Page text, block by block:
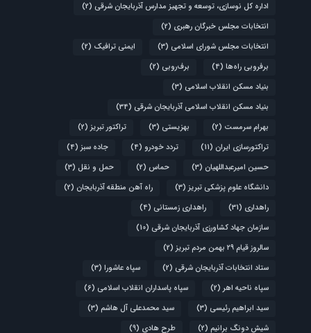
اداره کل نوسازی، توسعه و تجهیز مدارس آذربایجان شرقی (2)
انتخابات مجلس خبرگان رهبری (2)
انتخابات مجلس شورای اسلامی (3) ایمنی ترافیک (2)
برفروبی راه‌ها (4) برف‌روبی (2)
بنیاد مسکن انقلاب اسلامی (3)
بنیاد مسکن انقلاب اسلامی آذربایجان شرقی (34)
بهرام سرمست (2) بهزیستی (3) تراکتور تبریز (2)
تراکتورسازی ایران (11) تردد خودرو (4) جاده سبز (4)
حسین امیرعبداللهیان (3) حماس (2) حمل و نقل (3)
دانشگاه علوم پزشکی تبریز (3) راه آهن منطقه آذربایجان (2)
راهداری (31) راهداری زمستانی (4)
سازمان جهاد کشاورزی آذربایجان شرقی (10)
سالروز قیام ۲۹ بهمن مردم تبریز
(2)
ستاد انتخابات آذربایجان شرقی (2) سپاه عاشورا (3)
سپاه ناحیه اهر (2) سپاه پاسداران انقلاب اسلامی (6)
سید ابراهیم رئیسی (3) سید محمدعلی آل هاشم (3)
شیش دونگ برانیم (2) طرح هادی (9)